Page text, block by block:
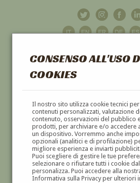
CONSENSO ALL'USO
COOKIES
Il nostro sito utilizza cookie tecnici per
contenuti personalizzati, valutazione
contenuto, osservazioni del pubblico
prodotti, per archiviare e/o accedere
un dispositivo. Vorremmo anche
opzionali (analitici e di profilazione)
migliore esperienza e inviarti
Puoi scegliere di gestire le tue
selezionare o rifiutare tutti i cookie
personalizza. Puoi accedere alla
Informativa sulla Privacy per ulteriori
GALLERIAD'ARTE
DIPINTI E SCULTURE